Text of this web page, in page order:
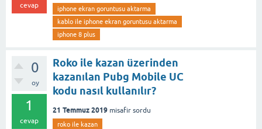
cevap
iphone ekran goruntusu aktarma
kablo ile iphone ekran goruntusu aktarma
iphone 8 plus
0
oy
1
cevap
Roko ile kazan üzerinden
kazanılan Pubg Mobile UC
kodu nasıl kullanılır?
21 Temmuz 2019 misafir sordu
roko ile kazan